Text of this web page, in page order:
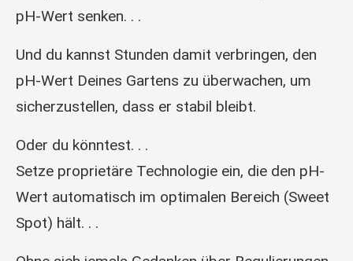
pH-Wert senken. . .
Und du kannst Stunden damit verbringen, den
pH-Wert Deines Gartens zu überwachen, um
sicherzustellen, dass er stabil bleibt.
Oder du könntest. . .
Setze proprietäre Technologie ein, die den pH-
Wert automatisch im optimalen Bereich (Sweet
Spot) hält. . .